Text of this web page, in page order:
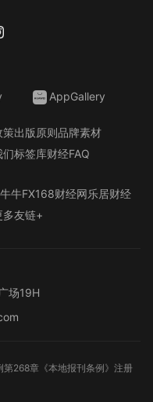
AppGallery
策出版原则品牌素材
们标签库财经FAQ
牛FX168财经网乐居财经
多友链+
场19H
第268章《本地报刊条例》注册